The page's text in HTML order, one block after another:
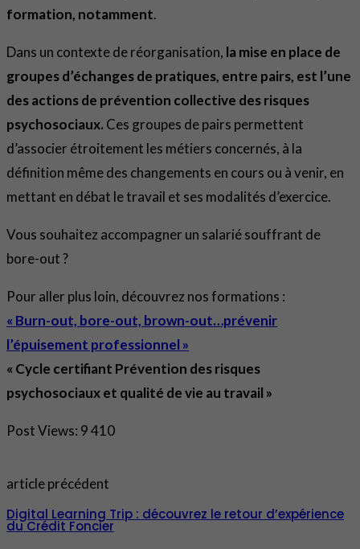
formation, notamment.
Dans un contexte de réorganisation, la mise en place de
groupes d’échanges de pratiques, entre pairs, est l’une
des actions de prévention collective des risques
psychosociaux. Ces groupes de pairs permettent
d’associer étroitement les métiers concernés, à la
définition même des changements en cours ou à venir, en
mettant en débat le travail et ses modalités d’exercice.
Vous souhaitez accompagner un salarié souffrant de
bore-out ?
Pour aller plus loin, découvrez nos formations :
« Burn-out, bore-out, brown-out…prévenir
l’épuisement professionnel »
« Cycle certifiant Prévention des risques
psychosociaux et qualité de vie au travail »
Post Views: 9 410
article précédent
Digital Learning Trip : découvrez le retour d’expérience
du Crédit Foncier